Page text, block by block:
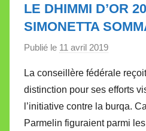
e
LE DHIMMI D’OR
SIMONETTA
Publié le 11 avril 2019
r
M
i
r
La conseillère fédérale
distinction pour ses efforts
l’initiative contre la burqa.
Parmelin figuraient parmi